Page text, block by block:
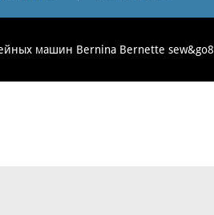
машин Bernina Bernette sew&go8